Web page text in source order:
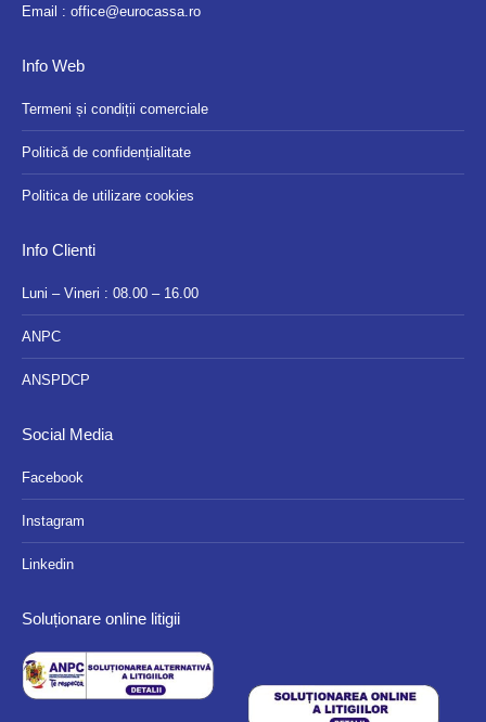
Email : office@eurocassa.ro
Info Web
Termeni și condiții comerciale
Politică de confidențialitate
Politica de utilizare cookies
Info Clienti
Luni – Vineri : 08.00 – 16.00
ANPC
ANSPDCP
Social Media
Facebook
Instagram
Linkedin
Soluționare online litigii